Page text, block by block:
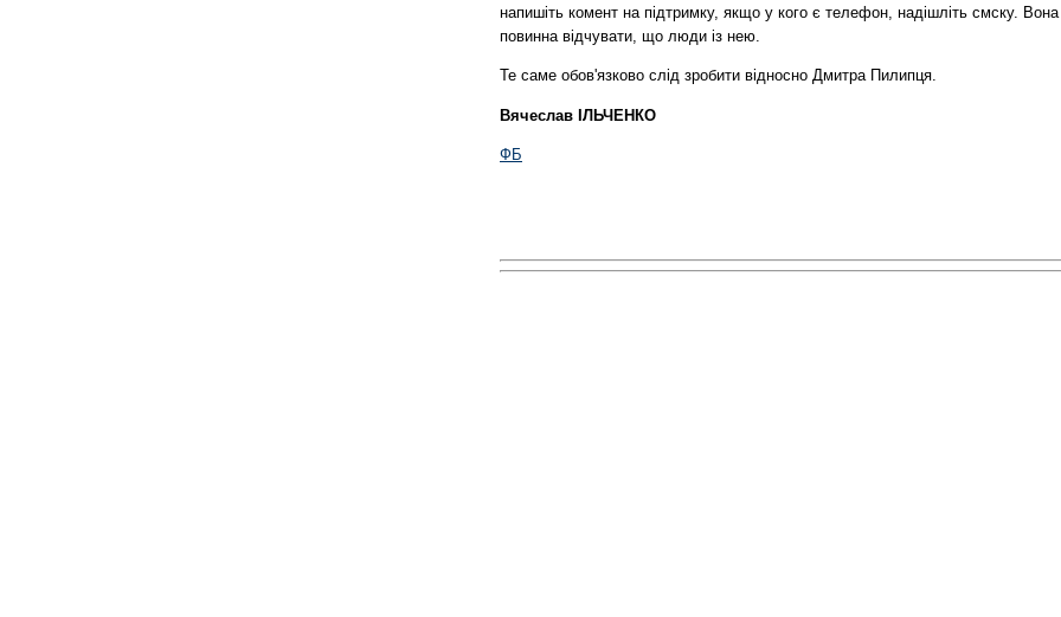
напишіть комент на підтримку, якщо у кого є телефон, надішліть смску. Вона
повинна відчувати, що люди із нею.
Те саме обов'язково слід зробити відносно Дмитра Пилипця.
Вячеслав ІЛЬЧЕНКО
ФБ